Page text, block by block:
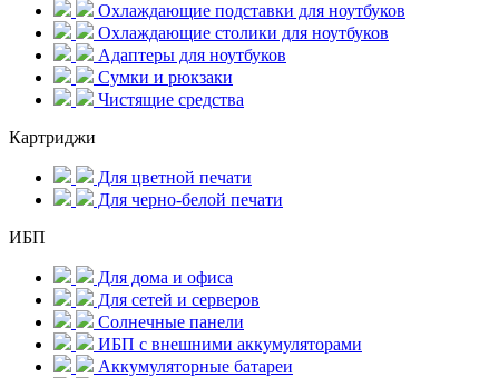
Охлаждающие подставки для ноутбуков
Охлаждающие столики для ноутбуков
Адаптеры для ноутбуков
Сумки и рюкзаки
Чистящие средства
Картриджи
Для цветной печати
Для черно-белой печати
ИБП
Для дома и офиса
Для сетей и серверов
Солнечные панели
ИБП с внешними аккумуляторами
Аккумуляторные батареи